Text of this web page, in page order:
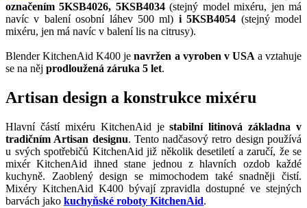
označením 5KSB4026, 5KSB4034(stejný model mixéru, jen má
navíc v balení osobní láhev 500 ml) i 5KSB4054 (stejný model
mixéru, jen má navíc v balení lis na citrusy).
Blender KitchenAid K400 jenavržen a vyroben v USA a vztahuje
se na něj prodloužená záruka 5 let.
Artisan design a konstrukce mixéru
Hlavní částí mixéru KitchenAid jestabilní litinová základna v
tradičním Artisan designu. Tento nadčasový retro design používá
u svých spotřebičů KitchenAid již několik desetiletí a zaručí, že se
mixér KitchenAid ihned stane jednou z hlavních ozdob každé
kuchyně. Zaoblený design se mimochodem také snadněji čistí.
Mixéry KitchenAid K400 bývají zpravidla dostupné ve stejných
barvách jako kuchyňské roboty KitchenAid.